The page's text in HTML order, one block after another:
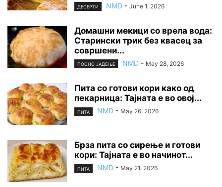
ДЕСЕРТИ NMD - June 1, 2026
Домашни мекици со врела вода:
Старински трик без квасец за
совршени...
ПОСНО ЈАДЕЊЕ NMD - May 28, 2026
Пита со готови кори како од
пекарница: Тајната е во овој...
ПИТА NMD - May 26, 2026
Брза пита со сирење и готови
кори: Тајната е во начинот...
ПИТА NMD - May 21, 2026